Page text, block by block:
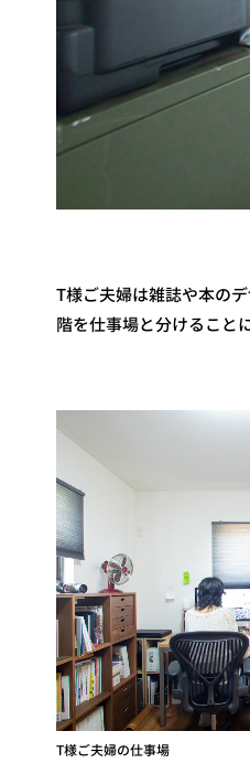
T様ご夫婦は雑誌や本の
階を仕事場と分けることに
T様ご夫婦の仕事場